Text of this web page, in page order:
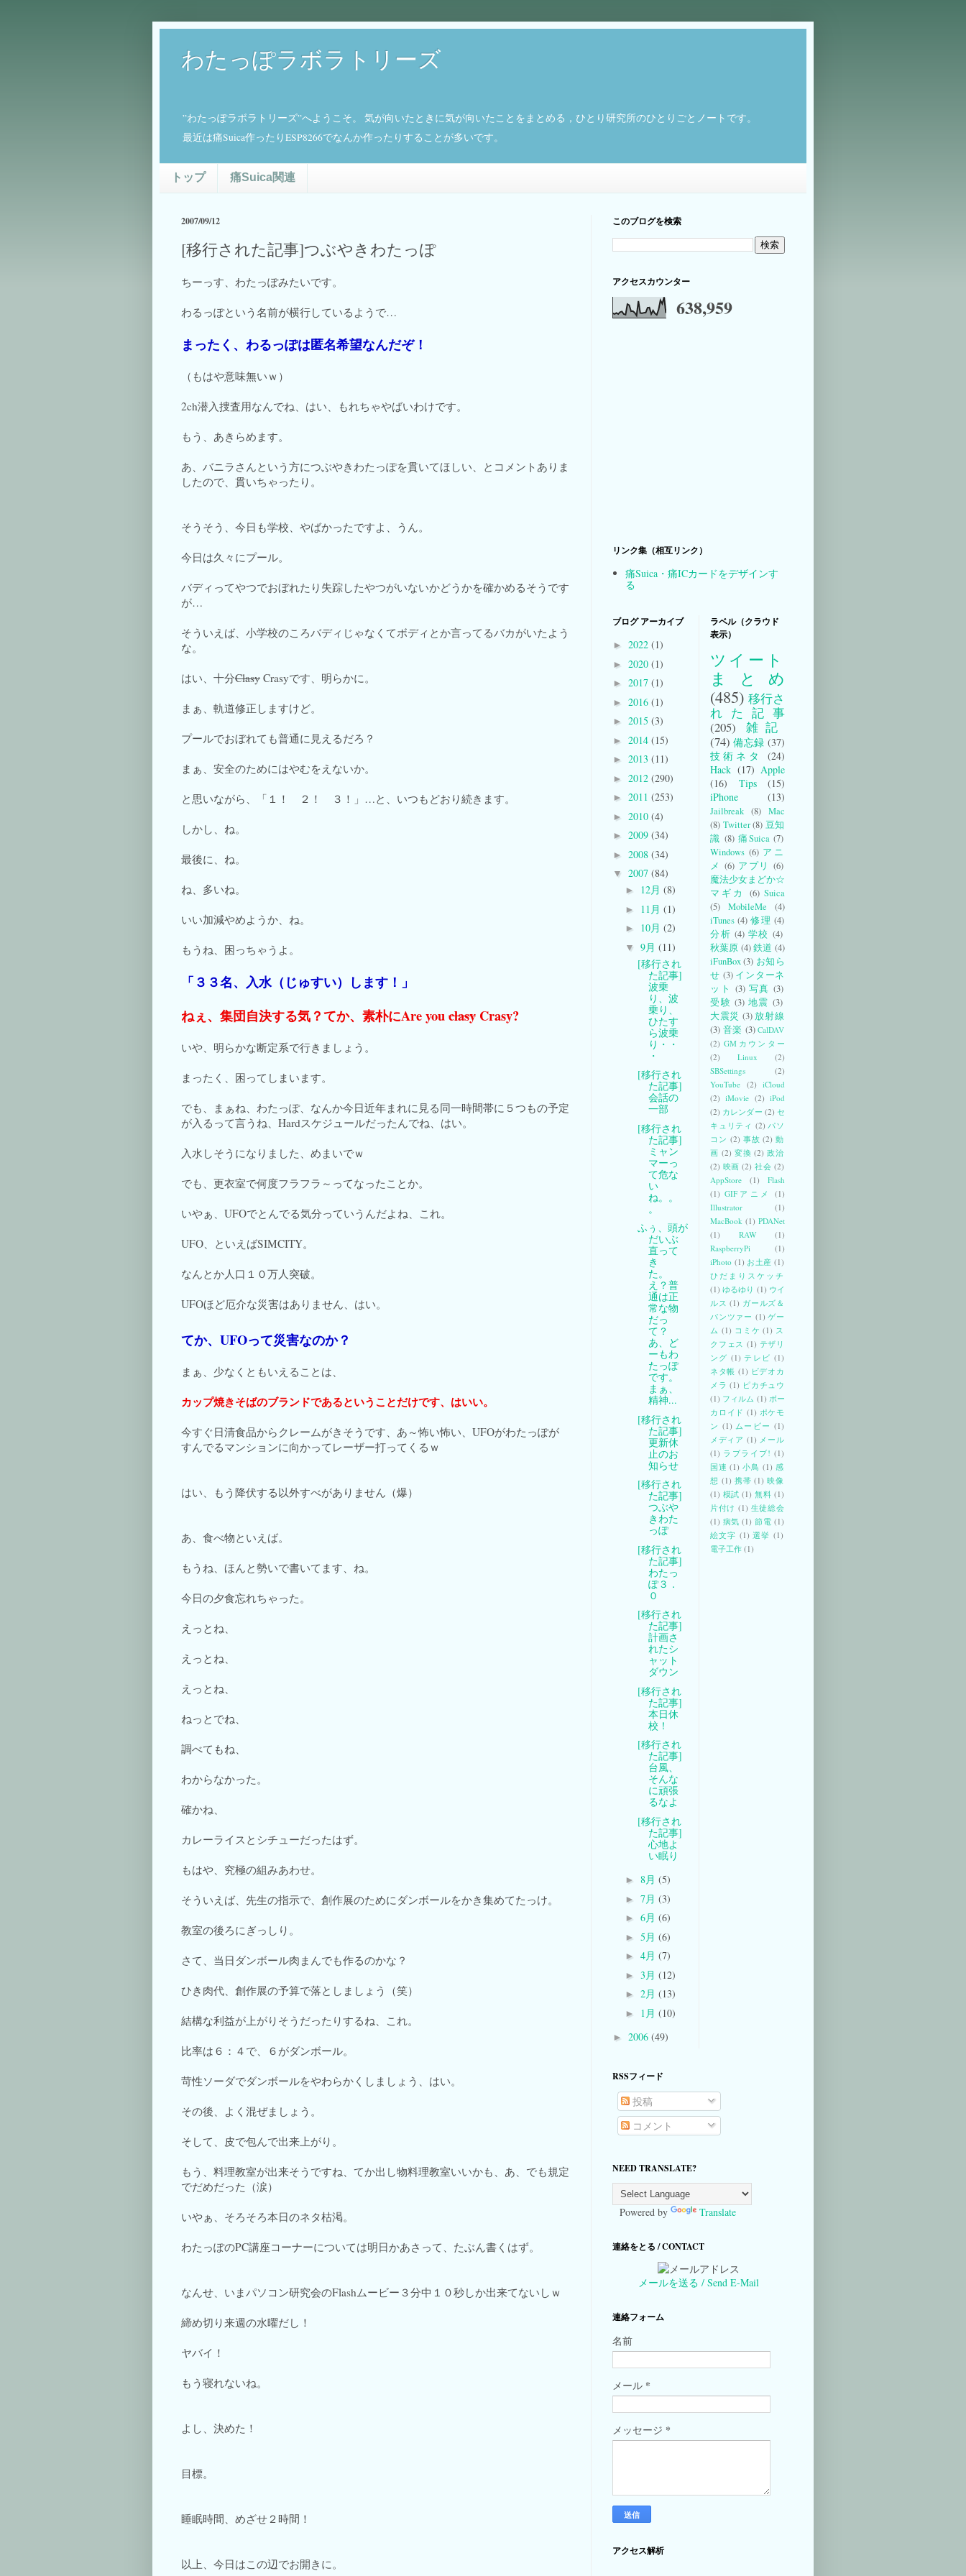
わたっぽラボラトリーズ
”わたっぽラボラトリーズ”へようこそ。 気が向いたときに気が向いたことをまとめる，ひとり研究所のひとりごとノートです。
最近は痛Suica作ったりESP8266でなんか作ったりすることが多いです。
トップ 痛Suica関連
2007/09/12
[移行された記事]つぶやきわたっぽ
ちーっす、わたっぽみたいです。
わるっぽという名前が横行しているようで…
まったく、わるっぽは匿名希望なんだぞ！
（もはや意味無いｗ）
2ch潜入捜査用なんでね、はい、もれちゃやばいわけです。
もう、あきらめます。
あ、バニラさんという方につぶやきわたっぽを貫いてほしい、とコメントありま
したので、貫いちゃったり。
そうそう、今日も学校、やばかったですよ、うん。
今日は久々にプール。
バディってやつでおぼれたり失踪したやつがいないかどうかを確かめるそうです
が…
そういえば、小学校のころバディじゃなくてボディとか言ってるバカがいたよう
な。
はい、十分Clasy Crasyです、明らかに。
まぁ、軌道修正しますけど。
プールでおぼれても普通に見えるだろ？
まぁ、安全のためにはやむをえないか。
と思いながら、「１！ ２！ ３！」…と、いつもどおり続きます。
しかし、ね。
最後に、ね。
ね、多いね。
いい加減やめようか、ね。
もうね、困っちゃうよ。
「３３名、入水（じゅすい）します！」
ねぇ、集団自決する気？てか、素朴にAre youclasy Crasy?
いや、明らかな断定系で行きましょう。
まったく、困ってしまいます。
でも、まぁね、わたっぽ、なんか今日近年まれに見る同一時間帯に５つもの予定
が入るって言うね、Hardスケジュールだったんでね、はい。
入水しそうになりました、めまいでｗ
でも、更衣室で何度フラフラ～ってなったことか。
いやぁ、UFOでとんでる気分っていうんだよね、これ。
UFO、といえばSIMCITY。
なんとか人口１０万人突破。
UFOほど厄介な災害はありません、はい。
てか、UFOって災害なのか？
まぁ、少なくともいえることは、
カップ焼きそばのブランドであるということだけです、はいい。
今すぐ日清食品からクレームがきそうです、あ～怖い怖い、UFOがわたっぽが
すんでるマンションに向かってレーザー打ってくるｗ
はい、もう降伏する以外すべがありません（爆）
あ、食べ物といえば。
もうね、ほんと勢いで書いてます、ね。
今日の夕食忘れちゃった。
えっとね、
えっとね、
えっとね、
ねっとでね、
調べてもね、
わからなかった。
確かね、
カレーライスとシチューだったはず。
もはや、究極の組みあわせ。
そういえば、先生の指示で、創作展のためにダンボールをかき集めてたっけ。
教室の後ろにぎっしり。
さて、当日ダンボール肉まんでも作るのかな？
ひき肉代、創作展の予算で落としましょう（笑）
結構な利益が上がりそうだったりするね、これ。
比率は６：４で、６がダンボール。
苛性ソーダでダンボールをやわらかくしましょう、はい。
その後、よく混ぜましょう。
そして、皮で包んで出来上がり。
もう、料理教室が出来そうですね、てか出し物料理教室いいかも、あ、でも規定
でだめだった（涙）
いやぁ、そろそろ本日のネタ枯渇。
わたっぽのPC講座コーナーについては明日かあさって、たぶん書くはず。
なんせ、いまパソコン研究会のFlashムービー３分中１０秒しか出来てないしｗ
締め切り来週の水曜だし！
ヤバイ！
もう寝れないね。
よし、決めた！
目標。
睡眠時間、めざせ２時間！
以上、今日はこの辺でお開きに。
このブログを検索
アクセスカウンター
638,959
リンク集（相互リンク）
痛Suica・痛ICカードをデザインす
る
ブログ アーカイブ
► 2022 (1)
► 2020 (1)
► 2017 (1)
► 2016 (1)
► 2015 (3)
► 2014 (15)
► 2013 (11)
► 2012 (290)
► 2011 (253)
► 2010 (4)
► 2009 (34)
► 2008 (34)
▼ 2007 (84)
► 12月 (8)
► 11月 (1)
► 10月 (2)
▼ 9月 (11)
[移行され
た記事]
波乗
り、波
乗り、
ひたす
ら波乗
り・・
・
[移行され
た記事]
会話の
一部
[移行され
た記事]
ミャン
マーっ
て危な
い
ね。。
。
ふぅ、頭が
だいぶ
直って
き
た。
え？普
通は正
常な物
だっ
て？
あ、ど
ーもわ
たっぽ
です。
まぁ、
精神...
[移行され
た記事]
更新休
止のお
知らせ
[移行され
た記事]
つぶや
きわた
っぽ
[移行され
た記事]
わたっ
ぽ３．
０
[移行され
た記事]
計画さ
れたシ
ャット
ダウン
[移行され
た記事]
本日休
校！
[移行され
た記事]
台風、
そんな
に頑張
るなよ
[移行され
た記事]
心地よ
い眠り
► 8月 (5)
► 7月 (3)
► 6月 (6)
► 5月 (6)
► 4月 (7)
► 3月 (12)
► 2月 (13)
► 1月 (10)
► 2006 (49)
ラベル（クラウド
表示）
ツイート
まとめ
(485) 移行さ
れた記事
(205)
雑記
(74) 備忘録 (37)
技術ネタ
(24)
Hack (17) Apple
(16)
Tips
(15)
iPhone
(13)
Jailbreak (8) Mac
(8) Twitter (8) 豆知
識 (8) 痛Suica (7)
Windows (6) アニ
メ (6) アプリ (6)
魔法少女まどか☆
マギカ
(6) Suica
(5)
MobileMe
(4)
iTunes (4) 修理 (4)
分析 (4) 学校 (4)
秋葉原 (4)鉄道 (4)
iFunBox (3) お知ら
せ (3) インターネ
ット (3) 写真 (3)
受験 (3) 地震 (3)
大震災 (3) 放射線
(3) 音楽 (3) CalDAV
(2) GMカウンター
(2)
Linux
(2)
SBSettings
(2)
YouTube (2) iCloud
(2) iMovie (2) iPod
(2) カレンダー (2) セ
キュリティ (2) パソ
コン (2) 事故 (2) 動
画 (2) 変換 (2) 政治
(2) 映画 (2) 社会 (2)
AppStore
(1)
Flash
(1) GIFアニメ
(1)
Illustrator
(1)
MacBook (1) PDANet
(1)
RAW
(1)
RaspberryPi
(1)
iPhoto (1) お土産 (1)
ひだまりスケッチ
(1) ゆるゆり (1) ウイ
ルス (1) ガールズ＆
パンツァー (1) ゲー
ム (1) コミケ (1) ス
クフェス (1) テザリ
ング (1) テレビ (1)
ネタ帳 (1) ビデオカ
メラ (1) ピカチュウ
(1) フィルム (1) ボー
カロイド (1) ポケモ
ン (1) ムービー (1)
メディア (1) メール
(1) ラブライブ! (1)
国連 (1) 小鳥 (1) 感
想 (1) 携帯 (1) 映像
(1) 模試 (1) 無料 (1)
片付け (1) 生徒総会
(1) 病気 (1) 節電 (1)
絵文字 (1) 選挙 (1)
電子工作 (1)
RSSフィード
投稿
コメント
NEED TRANSLATE?
Powered by Translate
連絡をとる / CONTACT
メールを送る / Send E-Mail
連絡フォーム
名前
メール *
メッセージ *
アクセス解析